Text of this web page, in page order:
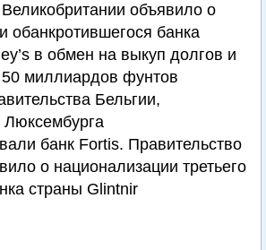
объявило о
обанкротившегося банка
в обмен на выкуп долгов и
миллиардов фунтов
Бельгии,
банк Fortis. Правительство
о национализации третьего
страны Glintnir